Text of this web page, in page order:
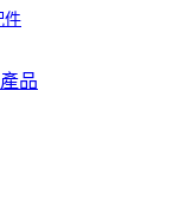
件
品